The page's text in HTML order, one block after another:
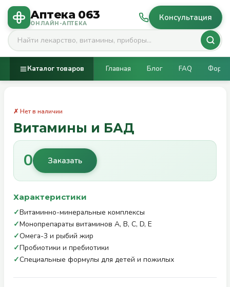
Аптека 063
ОНЛАЙН-АПТЕКА
Консультация
Каталог товаров Главная Блог FAQ Форум
✗ Нет в наличии
Витамины и БАД
0 Заказать
Характеристики
✓Витаминно-минеральные комплексы
✓Монопрепараты витаминов A, B, C, D, E
✓Омега-3 и рыбий жир
✓Пробиотики и пребиотики
✓Специальные формулы для детей и пожилых